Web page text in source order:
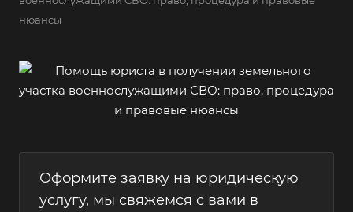
нюансы
Оформите заявку на юридическую
услугу, мы свяжемся с вами в